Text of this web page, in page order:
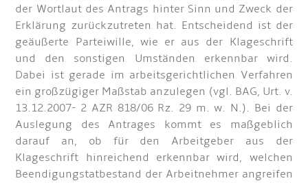
der Wortlaut des Antrags hinter Sinn und Zweck der
Erklärung zurückzutreten hat. Entscheidend ist der
geäußerte Parteiwille, wie er aus der Klageschrift
und den sonstigen Umständen erkennbar wird.
Dabei ist gerade im arbeitsgerichtlichen Verfahren
ein großzügiger Maßstab anzulegen (vgl. BAG, Urt. v.
13.12.2007- 2 AZR 818/06 Rz. 29 m. w. N.). Bei der
Auslegung des Antrages kommt es maßgeblich
darauf an, ob für den Arbeitgeber aus der
Klageschrift hinreichend erkennbar wird, welchen
Beendigungstatbestand der Arbeitnehmer angreifen